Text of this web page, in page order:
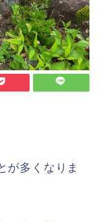
が多くなりま